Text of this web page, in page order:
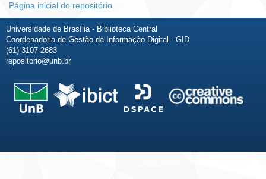
Página inicial do repositório
Universidade de Brasília - Biblioteca Central
Coordenadoria de Gestão da Informação Digital - GID
(61) 3107-2683
repositorio@unb.br